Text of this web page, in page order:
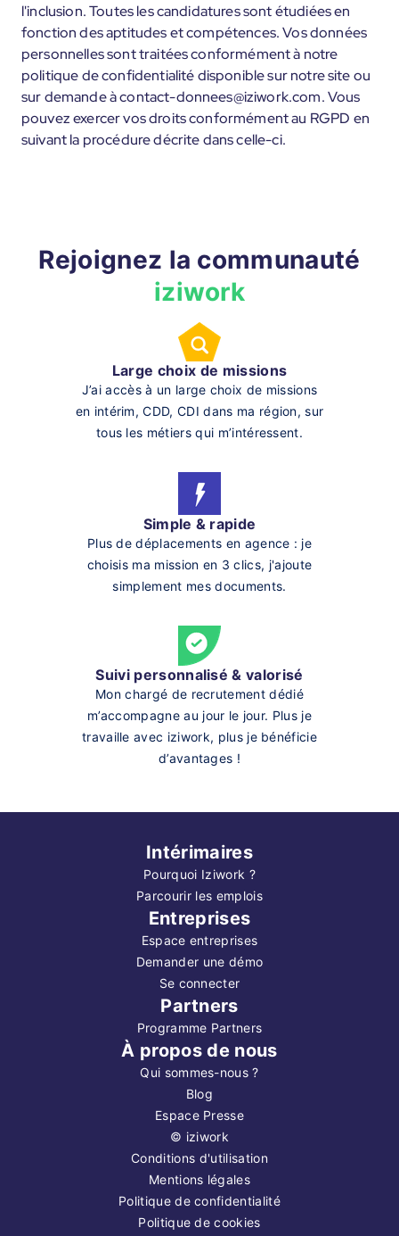
l'inclusion. Toutes les candidatures sont étudiées en
fonction des aptitudes et compétences. Vos données
personnelles sont traitées conformément à notre
politique de confidentialité disponible sur notre site ou
sur demande à contact-donnees@iziwork.com. Vous
pouvez exercer vos droits conformément au RGPD en
suivant la procédure décrite dans celle-ci.
Rejoignez la communauté
iziwork
Large choix de missions
J’ai accès à un large choix de missions
en intérim, CDD, CDI dans ma région, sur
tous les métiers qui m’intéressent.
Simple & rapide
Plus de déplacements en agence : je
choisis ma mission en 3 clics, j'ajoute
simplement mes documents.
Suivi personnalisé & valorisé
Mon chargé de recrutement dédié
m’accompagne au jour le jour. Plus je
travaille avec iziwork, plus je bénéficie
d’avantages !
Intérimaires
Pourquoi Iziwork ?
Parcourir les emplois
Entreprises
Espace entreprises
Demander une démo
Se connecter
Partners
Programme Partners
À propos de nous
Qui sommes-nous ?
Blog
Espace Presse
© iziwork
Conditions d'utilisation
Mentions légales
Politique de confidentialité
Politique de cookies